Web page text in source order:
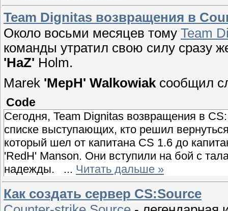
Team Dignitas возвращения в
Около восьми месяцев тому Team
команды утратил свою силу сразу
'HaZ' Holm.
Marek 'MepH' Walkowiak сообщил
Code
Сегодня, Team Dignitas возвращения в
списке выступающих, кто решил
который шел от капитана CS 1.6 до
'RedH' Manson. Они вступили на бой с
надежды. ... Читать дальше »
Как создать сервер CS:Source